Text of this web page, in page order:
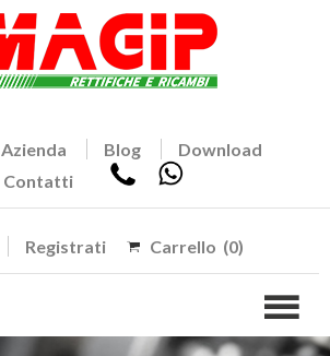
Azienda Blog
Download
Contatti
Registrati Carrello (0)